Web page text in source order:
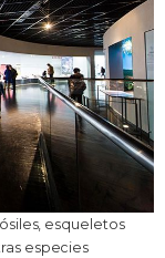
esqueletos
especies